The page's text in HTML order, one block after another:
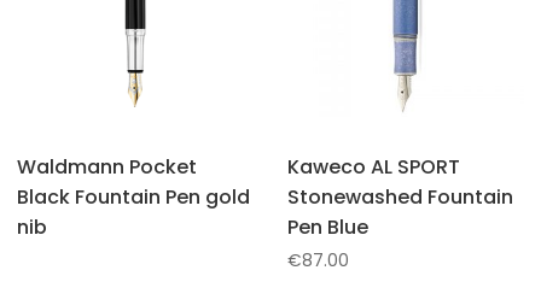
Waldmann Pocket
Black Fountain Pen gold
nib
Kaweco AL SPORT
Stonewashed Fountain
Pen Blue
€87.00